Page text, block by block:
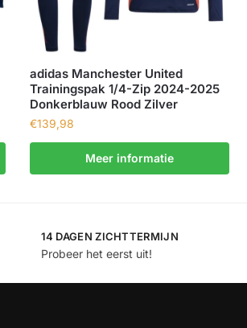
adidas Manchester United
Trainingspak 1/4-Zip 2024-2025
Donkerblauw Rood Zilver
€139,98
Meer informatie
14 DAGEN ZICHTTERMIJN
Probeer het eerst uit!